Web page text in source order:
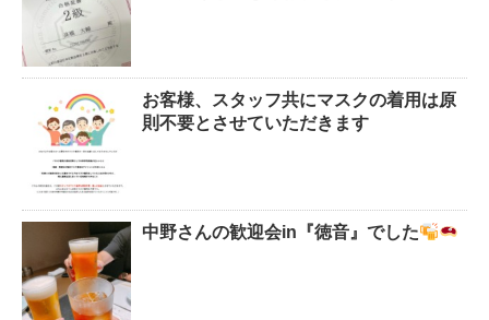
お客様、スタッフ共にマスクの着用は原
則不要とさせていただきます
中野さんの歓迎会in『徳音』でした